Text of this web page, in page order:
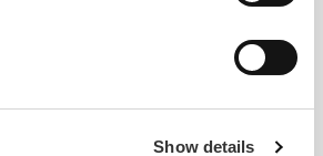
Show details